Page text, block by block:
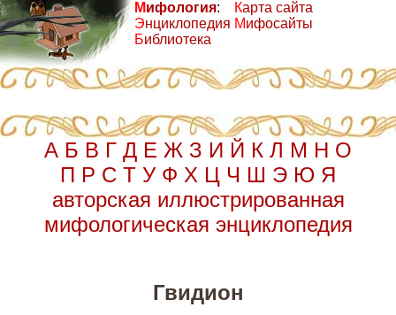
Мифология:
Энциклопедия
Библиотека
Карта сайта
Мифосайты
А Б В Г Д Е Ж З И Й К Л М Н О
П Р С Т У Ф Х Ц Ч Ш Э Ю Я
авторская иллюстрированная
мифологическая энциклопедия
Гвидион